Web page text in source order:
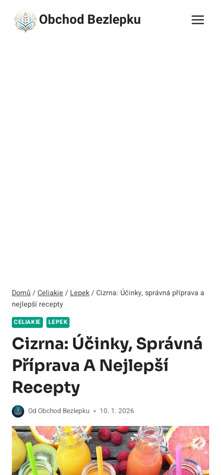
obsah
Obchod Bezlepku
Domů /Celiakie / Lepek/Cizrna: Účinky, správná příprava a
nejlepší recepty
CELIAKIE LEPEK
Cizrna: Účinky, Správná
Příprava A Nejlepší
Recepty
Od Obchod Bezlepku 10. 1. 2026